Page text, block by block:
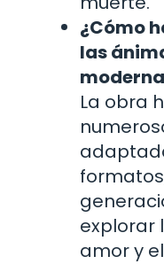
¿Cómo
las
La obra
explorar
amor y